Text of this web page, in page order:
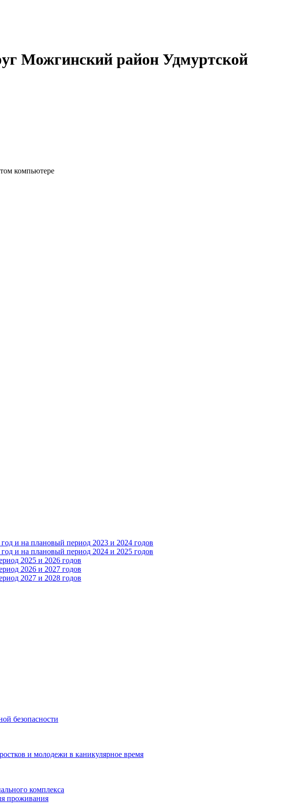
Можгинский район Удмуртской
компьютере
и на плановый период 2023 и 2024 годов
и на плановый период 2024 и 2025 годов
2025 и 2026 годов
2026 и 2027 годов
2027 и 2028 годов
безопасности
и молодежи в каникулярное время
комплекса
проживания